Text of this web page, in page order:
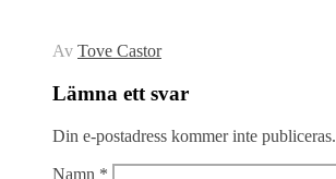
Av Tove Castor
Lämna ett svar
Din e-postadress kommer inte publiceras.
Namn *